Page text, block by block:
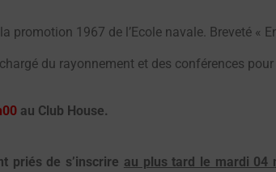
promotion 1967 de l’Ecole navale. Breveté «
du rayonnement et des conférences
au Club House.
priés de s’inscrire au plus tard le mardi 04